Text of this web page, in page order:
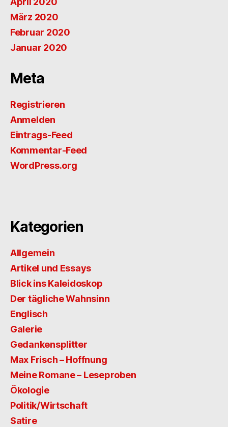
März 2020
Februar 2020
Januar 2020
Meta
Registrieren
Anmelden
Eintrags-Feed
Kommentar-Feed
WordPress.org
Kategorien
Allgemein
Artikel und Essays
Blick ins Kaleidoskop
Der tägliche Wahnsinn
Englisch
Galerie
Gedankensplitter
Max Frisch – Hoffnung
Meine Romane – Leseproben
Ökologie
Politik/Wirtschaft
Satire